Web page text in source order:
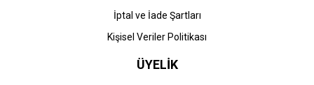
İptal ve İade Şartları
Kişisel Veriler Politikası
ÜYELİK